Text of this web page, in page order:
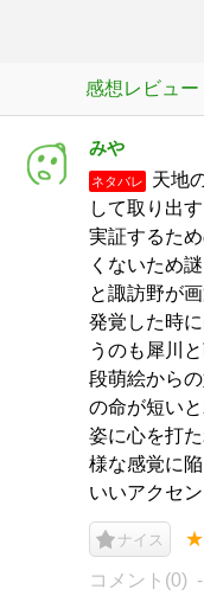
感想レビュー
みや
ネタバレ
天地
して取り出
実証するた
くないため
と諏訪野が
発覚した時
うのも犀川
段萌絵から
の命が短い
姿に心を打
様な感覚に
いいアクセ
ナイス
コメント(0)